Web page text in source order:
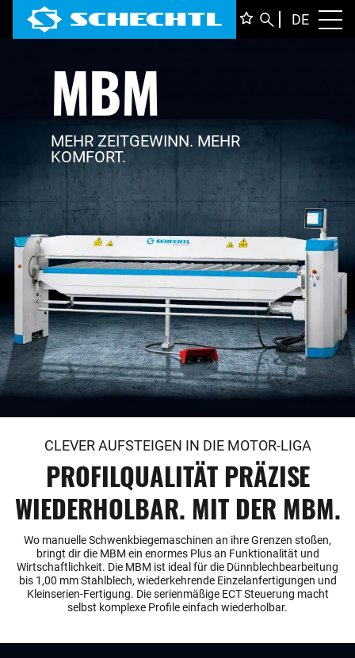
DE
MBM
MEHR ZEITGEWINN. MEHR
KOMFORT.
CLEVER AUFSTEIGEN IN DIE MOTOR-LIGA
PROFILQUALITÄT PRÄZISE
WIEDERHOLBAR. MIT DER MBM.
Wo manuelle Schwenkbiegemaschinen an ihre Grenzen stoßen,
bringt dir die MBM ein enormes Plus an Funktionalität und
Wirtschaftlichkeit. Die MBM ist ideal für die Dünnblechbearbeitung
bis 1,00 mm Stahlblech, wiederkehrende Einzelanfertigungen und
Kleinserien-Fertigung. Die serienmäßige ECT Steuerung macht
selbst komplexe Profile einfach wiederholbar.